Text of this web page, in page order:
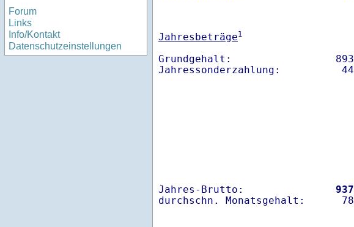
Forum
Links
Info/Kontakt
Datenschutzeinstellungen
Jahresbeträge1
Grundgehalt:
Jahres-Brutto: